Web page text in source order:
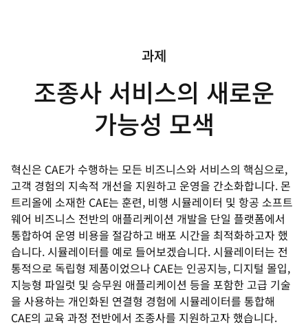
과제
조종사 서비스의 새로운
가능성 모색
혁신은 CAE가 수행하는 모든 비즈니스와 서비스의 핵심으로,
고객 경험의 지속적 개선을 지원하고 운영을 간소화합니다. 몬
트리올에 소재한 CAE는 훈련, 비행 시뮬레이터 및 항공 소프트
웨어 비즈니스 전반의 애플리케이션 개발을 단일 플랫폼에서
통합하여 운영 비용을 절감하고 배포 시간을 최적화하고자 했
습니다. 시뮬레이터를 예로 들어보겠습니다. 시뮬레이터는 전
통적으로 독립형 제품이었으나 CAE는 인공지능, 디지털 몰입,
지능형 파일럿 및 승무원 애플리케이션 등을 포함한 고급 기술
을 사용하는 개인화된 연결형 경험에 시뮬레이터를 통합해
CAE의 교육 과정 전반에서 조종사를 지원하고자 했습니다.